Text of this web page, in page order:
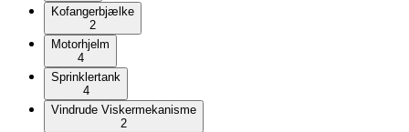
Kofangerbjælke
2
Motorhjelm
4
Sprinklertank
4
Vindrude Viskermekanisme
2